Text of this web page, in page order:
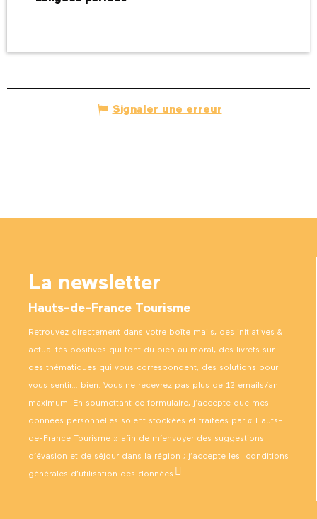
Signaler une erreur
La newsletter
Hauts-de-France Tourisme
Retrouvez directement dans votre boîte mails, des initiatives &
actualités positives qui font du bien au moral, des livrets sur
des thématiques qui vous correspondent, des solutions pour
vous sentir… bien. Vous ne recevrez pas plus de 12 emails/an
maximum. En soumettant ce formulaire, j’accepte que mes
données personnelles soient stockées et traitées par « Hauts-
de-France Tourisme » afin de m’envoyer des suggestions
d’évasion et de séjour dans la région ; j’accepte les conditions
générales d’utilisation des données .